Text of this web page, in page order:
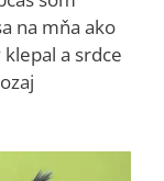
na mňa ako
a srdce